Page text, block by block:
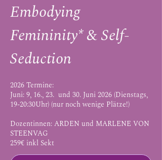
Embodying
Femininity* & Self-
Seduction​
2026 Termine:
Juni: 9, 16., 23. und 30. Juni 2026 (Dienstags,
19-20:30Uhr) (nur noch wenige Plätze!)
Dozentinnen: ARDEN und MARLENE VON
STEENVAG
259€ inkl Sekt